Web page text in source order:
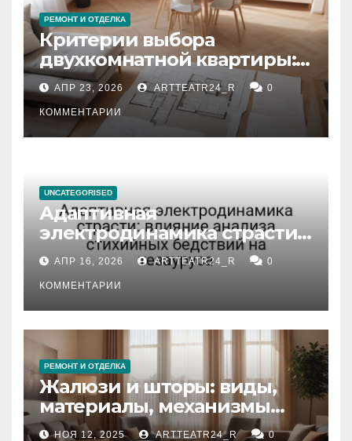
РЕМОНТ И ОТДЕЛКА
Критерии выбора
двухкомнатной квартиры:
планировка, площадь,
состояние и документация
АПР 23, 2026 ARTTEATR24_R 0
КОММЕНТАРИИ
UNCATEGORISED
Адаптивная
электродинамика страсти:
влияние анализа
стихийных бедствий на
тезауруса
АПР 16, 2026 ARTTEATR24_R 0
КОММЕНТАРИИ
РЕМОНТ И ОТДЕЛКА
Жалюзи и шторы: виды,
материалы, механизмы
управления и уход
НОЯ 12, 2025 ARTTEATR24_R 0